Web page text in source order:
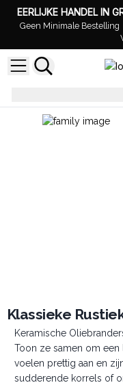
EERLIJKE HANDEL IN
Geen Minimale Bestelling
Klassieke
Keramische
Toon ze samen om
voelen prettig aan en
sudderende korrels of